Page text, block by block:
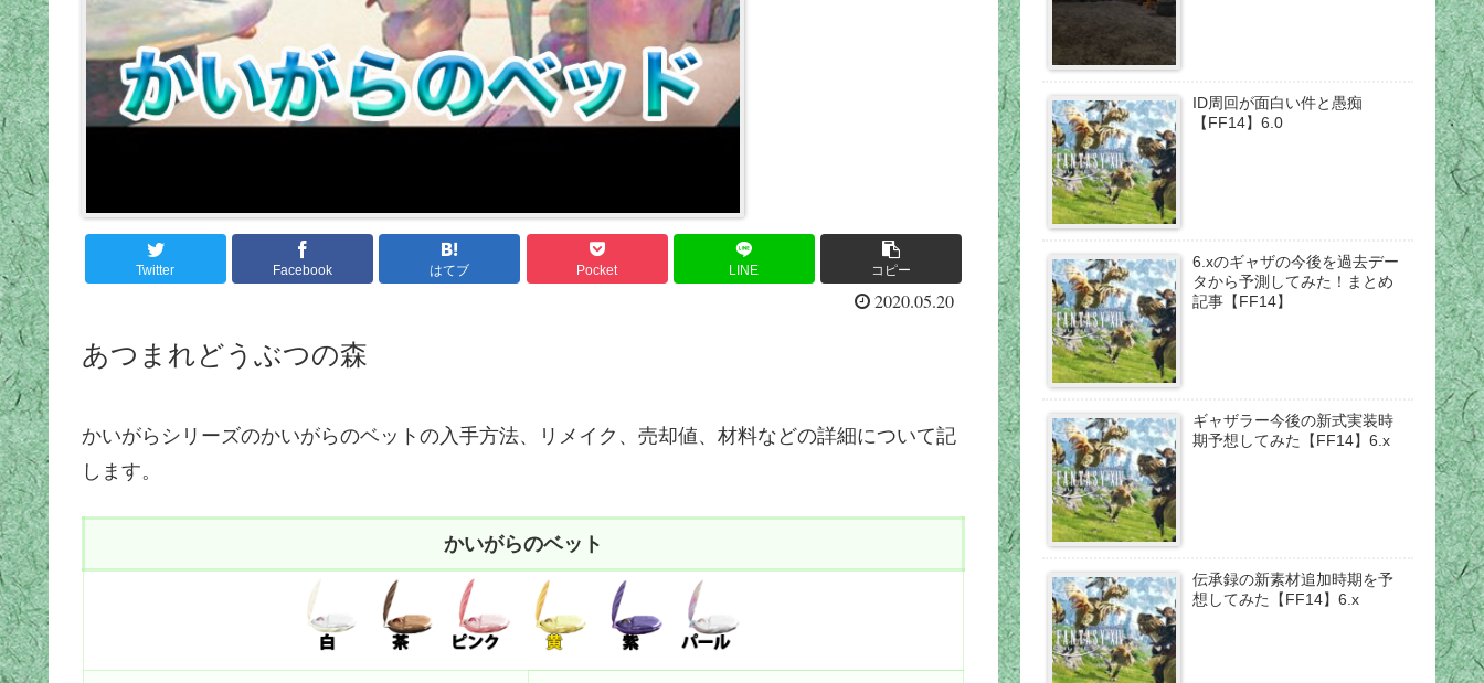
Twitter Facebook はてブ Pocket LINE コピー
2020.05.20
あつまれどうぶつの森
かいがらシリーズのかいがらのベットの入手方法、リメイク、売却値、材料などの詳細について記
します。
かいがらのベット
ID周回が面白い件と愚痴
【FF14】6.0
6.xのギャザの今後を過去デー
タから予測してみた！まとめ
記事【FF14】
ギャザラー今後の新式実装時
期予想してみた【FF14】6.x
伝承録の新素材追加時期を予
想してみた【FF14】6.x